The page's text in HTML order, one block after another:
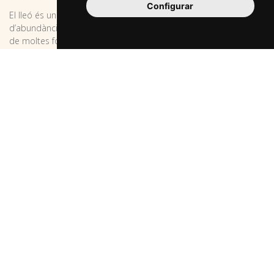
Configurar
El lleó és un símbol de noblesa, de força i de poder. I també
d’abundància, per això el trobem sovint decorant el brollador
de moltes fonts. En el cas de la font del passeig, inicialment es